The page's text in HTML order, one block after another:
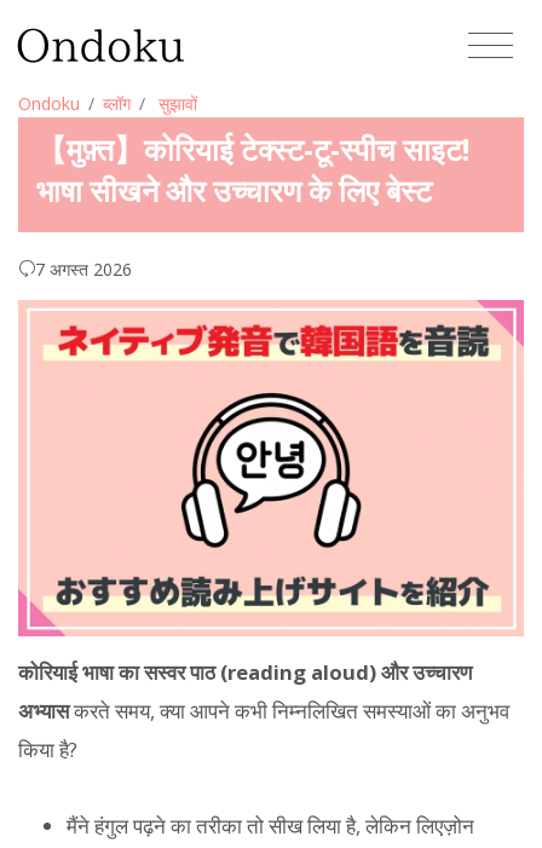
Ondoku ब्लॉग सुझावों
【मुफ़्त】कोरियाई टेक्स्ट-टू-स्पीच साइट!
भाषा सीखने और उच्चारण के लिए बेस्ट
7 अगस्त 2026
कोरियाई भाषा का सस्वर पाठ (reading aloud) और उच्चारण
अभ्यासकरते समय, क्या आपने कभी निम्नलिखित समस्याओं का अनुभव
किया है?
मैंने हंगुल पढ़ने का तरीका तो सीख लिया है, लेकिन लिएज़ोन